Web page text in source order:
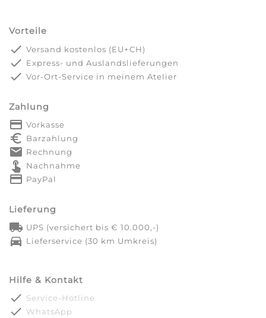
Vorteile
done Versand kostenlos (EU+CH)
done Express- und Auslandslieferungen
done Vor-Ort-Service in meinem Atelier
Zahlung
payment Vorkasse
euro_symbol Barzahlung
markunread Rechnung
touch_app Nachnahme
credit_card PayPal
Lieferung
local_shipping UPS (versichert bis € 10.000,-)
directions_car Lieferservice (30 km Umkreis)
Hilfe & Kontakt
done Service-Hotline
done WhatsApp